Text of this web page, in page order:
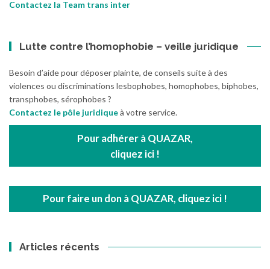
Contactez la Team trans inter
Lutte contre l’homophobie – veille juridique
Besoin d’aide pour déposer plainte, de conseils suite à des
violences ou discriminations lesbophobes, homophobes, biphobes,
transphobes, sérophobes ?
Contactez le pôle juridiqueà votre service.
Pour adhérer à QUAZAR,
cliquez ici !
Pour faire un don à QUAZAR, cliquez ici !
Articles récents